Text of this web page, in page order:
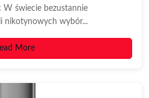
W świecie bezustannie
nikotynowych wybór...
More